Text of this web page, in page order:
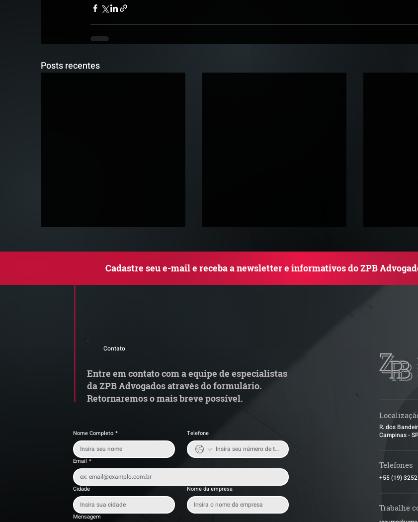
Posts recentes
Alerta de Tentativa de
de ITBI
capital
Cadastre seu e-mail e receba a newsletter e informativos do ZPB
Contato
Entre em contato com a equipe de especialistas
da ZPB Advogados através do formulário.
Retornaremos o mais breve possível.
Nome Completo * Telefone
Email *
Cidade Nome da empresa
Mensagem
R. dos
Campinas -
Telefones
+55 (19)
Trabalhe